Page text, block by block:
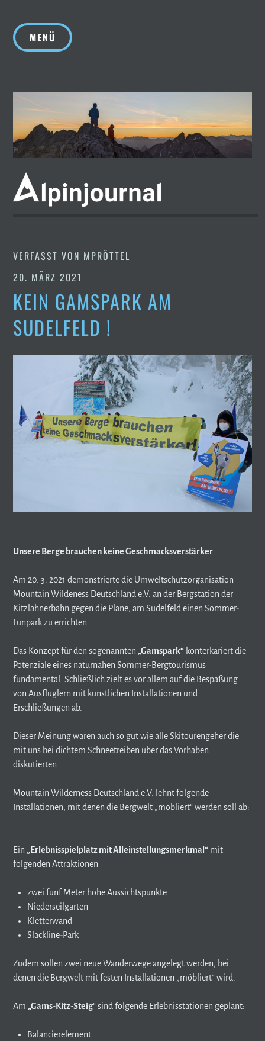
springen
MENÜ
VERFASST VON MPRÖTTEL
20. MÄRZ 2021
KEIN GAMSPARK AM
SUDELFELD !
Unsere Berge brauchen keine Geschmacksverstärker
Am 20. 3. 2021 demonstrierte die Umweltschutzorganisation
Mountain Wildeness Deutschland e.V. an der Bergstation der
Kitzlahnerbahn gegen die Pläne, am Sudelfeld einen Sommer-
Funpark zu errichten.
Das Konzept für den sogenannten „Gamspark“ konterkariert die
Potenziale eines naturnahen Sommer-Bergtourismus
fundamental. Schließlich zielt es vor allem auf die Bespaßung
von Ausflüglern mit künstlichen Installationen und
Erschließungen ab.
Dieser Meinung waren auch so gut wie alle Skitourengeher die
mit uns bei dichtem Schneetreiben über das Vorhaben
diskutierten
Mountain Wilderness Deutschland e.V. lehnt folgende
Installationen, mit denen die Bergwelt „möbliert“ werden soll ab:
Ein „Erlebnisspielplatz mit Alleinstellungsmerkmal“ mit
folgenden Attraktionen
zwei fünf Meter hohe Aussichtspunkte
Niederseilgarten
Kletterwand
Slackline-Park
Zudem sollen zwei neue Wanderwege angelegt werden, bei
denen die Bergwelt mit festen Installationen „möbliert“ wird.
Am „Gams-Kitz-Steig“ sind folgende Erlebnisstationen geplant:
Balancierelement